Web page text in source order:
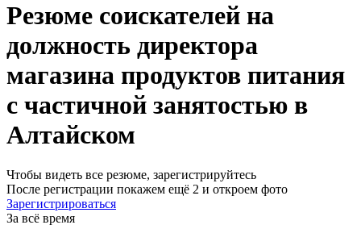
Резюме соискателей на
должность директора
магазина продуктов питания
с частичной занятостью в
Алтайском
Чтобы видеть все резюме, зарегистрируйтесь
После регистрации покажем ещё 2 и откроем фото
Зарегистрироваться
За всё время